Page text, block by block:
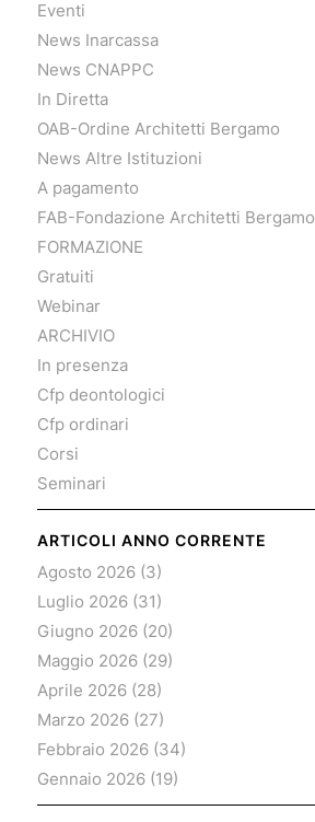
Eventi
News Inarcassa
News CNAPPC
In Diretta
OAB-Ordine Architetti Bergamo
News Altre Istituzioni
A pagamento
FAB-Fondazione Architetti Bergamo
FORMAZIONE
Gratuiti
Webinar
ARCHIVIO
In presenza
Cfp deontologici
Cfp ordinari
Corsi
Seminari
ARTICOLI ANNO CORRENTE
Agosto 2026(3)
Luglio 2026(31)
Giugno 2026(20)
Maggio 2026(29)
Aprile 2026(28)
Marzo 2026(27)
Febbraio 2026(34)
Gennaio 2026(19)